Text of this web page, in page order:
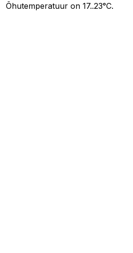
Õhutemperatuur on 17..23°C.